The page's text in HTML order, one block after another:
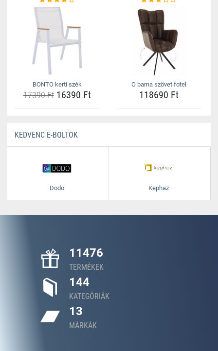
BONTO kerti szék
17390 Ft16390 Ft
O barna szövet fotel
118690 Ft
KEDVENC E-BOLTOK
Dodo Kephaz
11476
TERMÉKEK
144
KATEGÓRIÁK
13
MÁRKÁK